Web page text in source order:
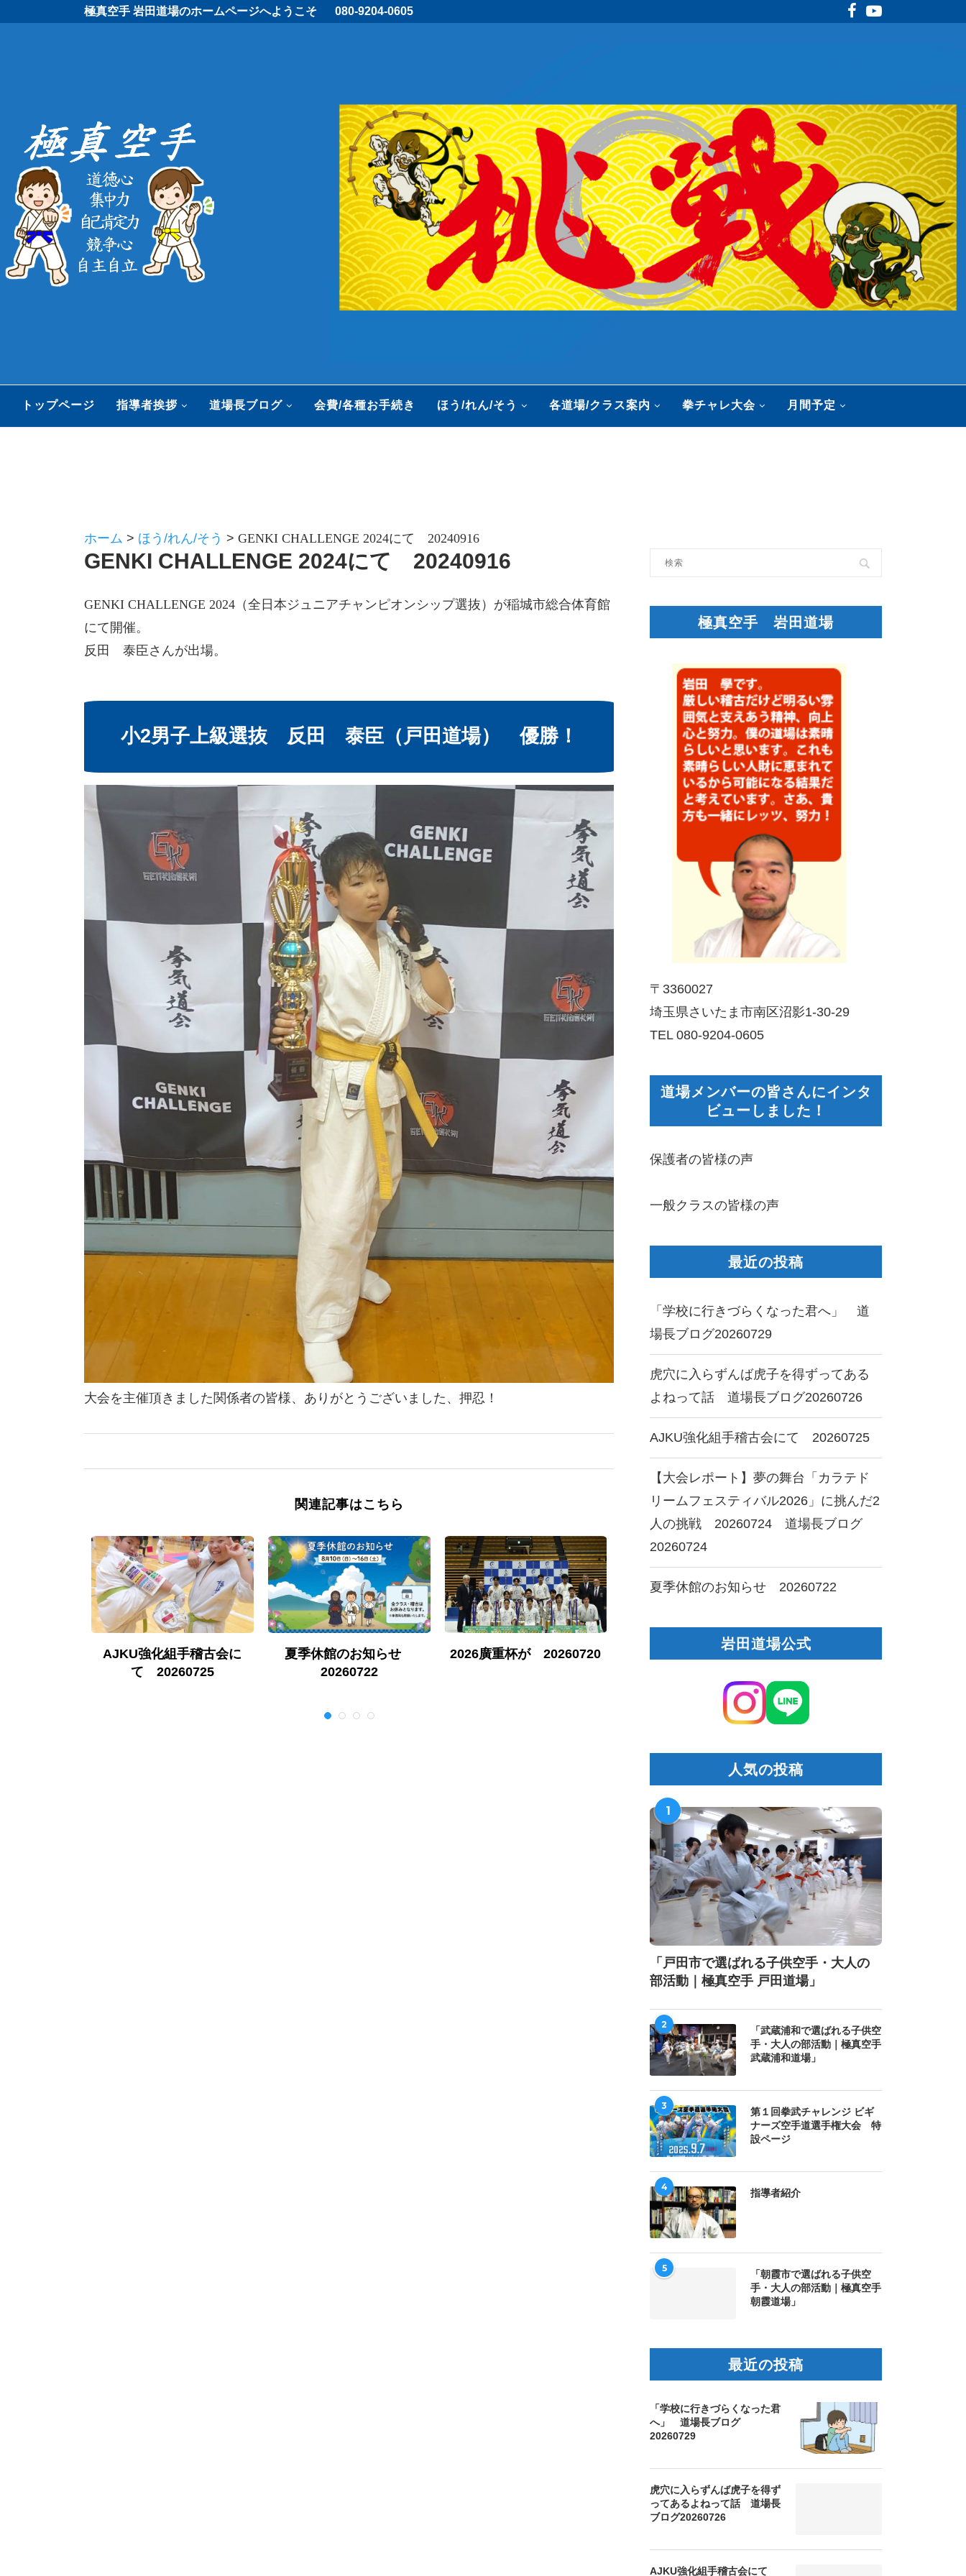
極真空手 岩田道場のホームページへようこそ 080-9204-0605
トップページ 指導者挨拶 道場長ブログ 会費/各種お手続き ほう/れん/そう 各道場/クラス案内 拳チャレ大会 月間予定
ホーム > ほう/れん/そう > GENKI CHALLENGE 2024にて 20240916
GENKI CHALLENGE 2024にて 20240916
GENKI CHALLENGE 2024（全日本ジュニアチャンピオンシップ選抜）が稲城市総合体育館
にて開催。
反田 泰臣さんが出場。
小2男子上級選抜 反田 泰臣（戸田道場） 優勝！
大会を主催頂きました関係者の皆様、ありがとうございました、押忍！
関連記事はこちら
AJKU強化組手稽古会に
て 20260725
夏季休館のお知らせ
20260722
2026廣重杯が 20260720
勇士會館 東京都選抜大会
2026 全日本少年少女極真空
極真空手 岩田道場
〒3360027
埼玉県さいたま市南区沼影1-30-29
TEL 080-9204-0605
道場メンバーの皆さんにインタ
ビューしました！
保護者の皆様の声
一般クラスの皆様の声
最近の投稿
「学校に行きづらくなった君へ」 道
場長ブログ20260729
虎穴に入らずんば虎子を得ずってある
よねって話 道場長ブログ20260726
AJKU強化組手稽古会にて 20260725
【大会レポート】夢の舞台「カラテド
リームフェスティバル2026」に挑んだ2
人の挑戦 20260724 道場長ブログ
20260724
夏季休館のお知らせ 20260722
岩田道場公式
人気の投稿
1
「戸田市で選ばれる子供空手・大人の
部活動｜極真空手 戸田道場」
2
「武蔵浦和で選ばれる子供空
手・大人の部活動｜極真空手
武蔵浦和道場」
3
第１回拳武チャレンジ ビギ
ナーズ空手道選手権大会 特
設ページ
4
指導者紹介
5
「朝霞市で選ばれる子供空
手・大人の部活動｜極真空手
朝霞道場」
最近の投稿
「学校に行きづらくなった君
へ」 道場長ブログ
20260729
虎穴に入らずんば虎子を得ず
ってあるよねって話 道場長
ブログ20260726
AJKU強化組手稽古会にて